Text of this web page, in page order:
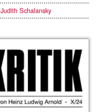
Judith Schalansky